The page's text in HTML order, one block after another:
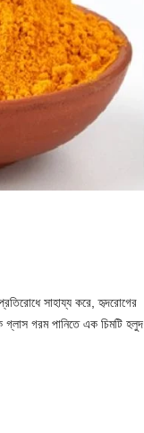
সাহায্য করে, হৃদরোগের
গ্লাস গরম পানিতে এক চিমটি হলুদ